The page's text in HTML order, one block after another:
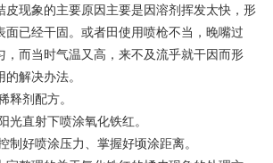
现象的主要原因主要是因溶剂挥发太快，形
面已经干固。或者田使用喷枪不当，晚嘴过
，而当时气温又高，来不及流乎就干因而形
解决办法。
剂配方。
直射下喷涂氧化铁红。
好喷涂压力、掌握好顷涂距离。